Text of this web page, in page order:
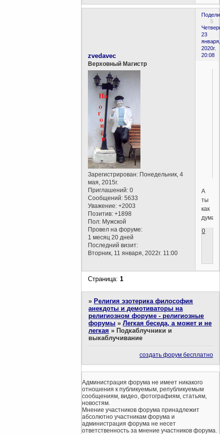
5
23
января,
2020г.
20:08
zvedavec
Верховный Магистр
Зарегистрирован: Понедельник, 4
мая, 2015г.
Приглашений: 0
Сообщений: 5633
Уважение: +2003
Позитив: +1898
Пол: Мужской
Провел на форуме:
1 месяц 20 дней
Последний визит:
Вторник, 11 января, 2022г. 11:00
А
ты
как
0
Страница:1
» Религия эзотерика философия
анекдоты и демотиваторы на
религиозном форуме - религиозные
форумы »Легкая беседа, а может и не
легкая » Подкаблучники и
выкаблучивание
создать форум бесплатно
Администрация форума не имеет никакого
отношения к публикуемым, републикуемым
сообщениям, видео, фотографиям, статьям,
новостям.
Мнение участников форума принадлежит
абсолютно участникам форума и
администрация форума не несет
ответственность за мнение участников форума.